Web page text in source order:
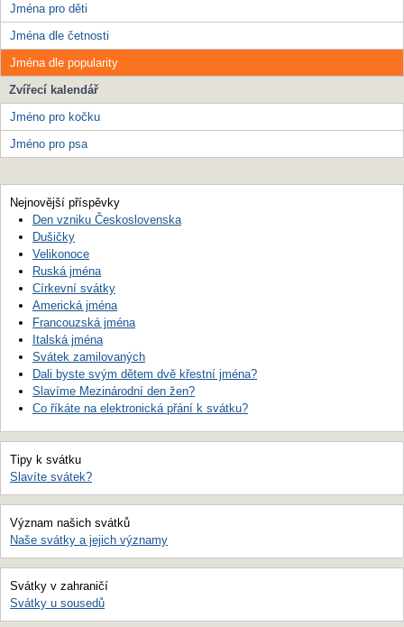
Jména pro děti
Jména dle četnosti
Jména dle popularity
Zvířecí kalendář
Jméno pro kočku
Jméno pro psa
Nejnovější příspěvky
Den vzniku Československa
Dušičky
Velikonoce
Ruská jména
Církevní svátky
Americká jména
Francouzská jména
Italská jména
Svátek zamilovaných
Dali byste svým dětem dvě křestní jména?
Slavíme Mezinárodní den žen?
Co říkáte na elektronická přání k svátku?
Tipy k svátku
Slavíte svátek?
Význam našich svátků
Naše svátky a jejich významy
Svátky v zahraničí
Svátky u sousedů